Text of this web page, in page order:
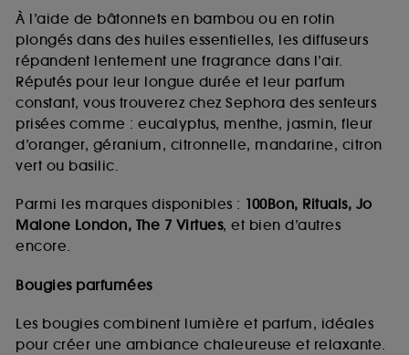
À l’aide de bâtonnets en bambou ou en rotin
plongés dans des huiles essentielles, les diffuseurs
répandent lentement une fragrance dans l’air.
Réputés pour leur longue durée et leur parfum
constant, vous trouverez chez Sephora des senteurs
prisées comme : eucalyptus, menthe, jasmin, fleur
d’oranger, géranium, citronnelle, mandarine, citron
vert ou basilic.
Parmi les marques disponibles : 100Bon, Rituals, Jo
Malone London, The 7 Virtues, et bien d’autres
encore.
Bougies parfumées
Les bougies combinent lumière et parfum, idéales
pour créer une ambiance chaleureuse et relaxante.